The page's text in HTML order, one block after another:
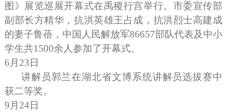
图》展览巡展开幕式在禹稷行宫举行。市委宣传部
副部长方精华，抗洪英雄王占成，抗洪烈士高建成
的妻子鲁蓓，中国人民解放军86657部队代表及中小
学生共1500余人参加了开幕式。
6 月 23 日
讲解员郭兰在湖北省文博系统讲解员选拔赛中
获二等奖。
9 月 24日